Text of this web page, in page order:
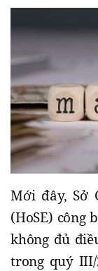
Mới đây, Sở
(HoSE) công
không đủ
trong quý